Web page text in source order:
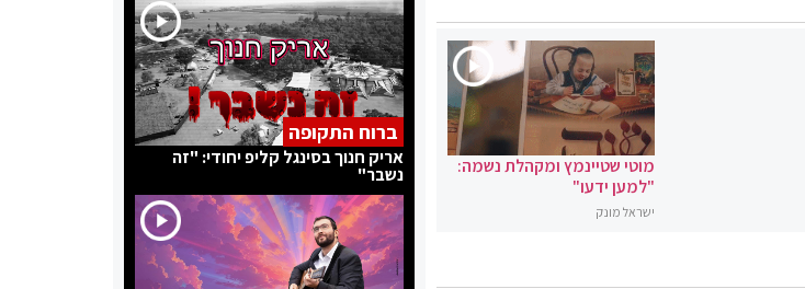
מוטי שטיינמץ ומקהלת נשמה:
"למען ידעו"
ישראל מונק
ברוח התקופה
אריק חנוך בסינגל קליפ יחודי: "זה
נשבר"